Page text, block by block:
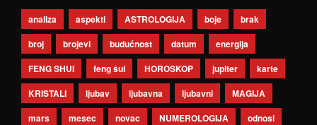
analiza aspekti ASTROLOGIJA boje
brak
broj
brojevi budućnost datum
energija
FENG SHUI
feng šui HOROSKOP jupiter
karte
KRISTALI
ljubav ljubavna ljubavni
MAGIJA
mars
mesec novac NUMEROLOGIJA
odnosi